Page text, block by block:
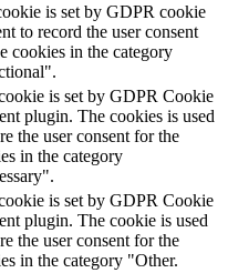
is set by GDPR cookie
to record the user consent
cookies in the category
is set by GDPR Cookie
plugin. The cookies is used
the user consent for the
in the category
is set by GDPR Cookie
plugin. The cookie is used
the user consent for the
in the category "Other.